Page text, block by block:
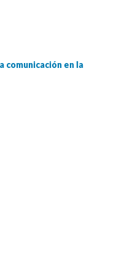
comunicación en la